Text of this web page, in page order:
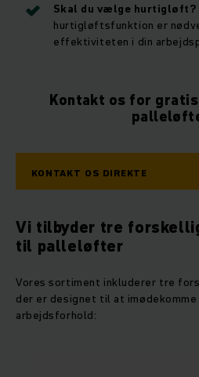
Skal du vælge hurtigløft?
hurtigløftsfunktion er
effektiviteten i din
Kontakt os for
KONTAKT OS DIREKTE
Vi tilbyder tre
til palleløfter
Vores sortiment inkluderer tre
der er designet til at
arbejdsforhold: